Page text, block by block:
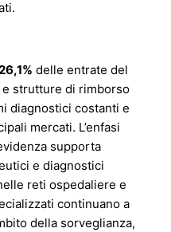
delle entrate del
strutture di rimborso
diagnostici costanti e
mercati. L’enfasi
supporta
e diagnostici
reti ospedaliere e
continuano a
della sorveglianza,